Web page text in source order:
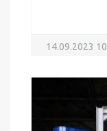
14.09.2023